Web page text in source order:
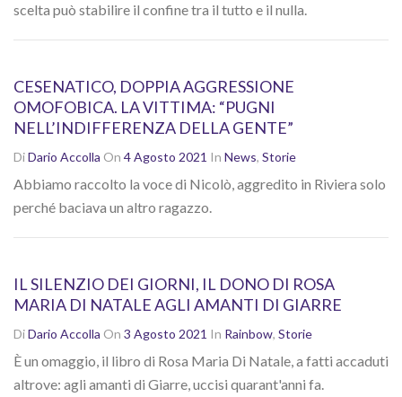
scelta può stabilire il confine tra il tutto e il nulla.
CESENATICO, DOPPIA AGGRESSIONE
OMOFOBICA. LA VITTIMA: “PUGNI
NELL’INDIFFERENZA DELLA GENTE”
DiDario Accolla On 4 Agosto 2021 In News, Storie
Abbiamo raccolto la voce di Nicolò, aggredito in Riviera solo
perché baciava un altro ragazzo.
IL SILENZIO DEI GIORNI, IL DONO DI ROSA
MARIA DI NATALE AGLI AMANTI DI GIARRE
DiDario Accolla On 3 Agosto 2021 In Rainbow, Storie
È un omaggio, il libro di Rosa Maria Di Natale, a fatti accaduti
altrove: agli amanti di Giarre, uccisi quarant'anni fa.